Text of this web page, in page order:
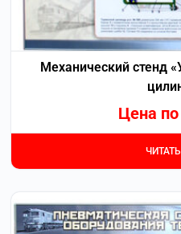
Механический стенд
Цена по